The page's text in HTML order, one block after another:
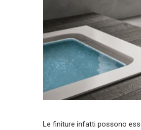
Le finiture infatti possono